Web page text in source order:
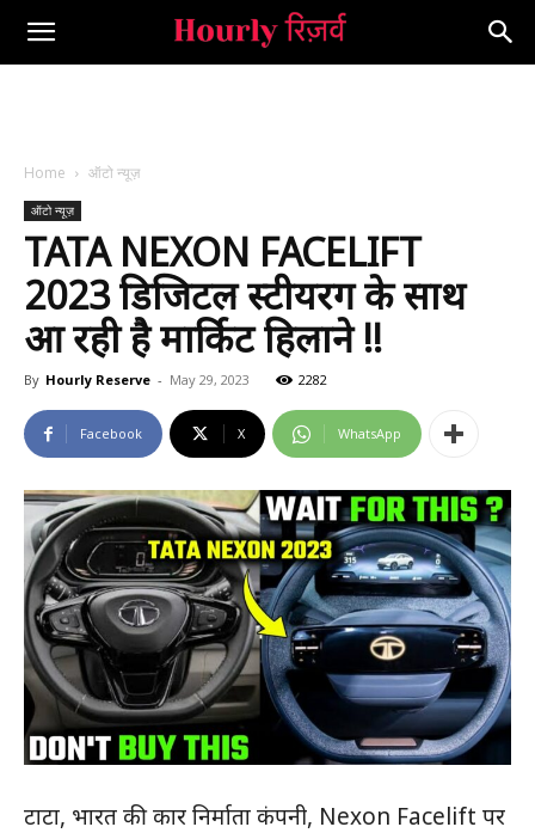
Home ऑटो न्यूज़
ऑटो न्यूज़
TATA NEXON FACELIFT
2023 डिजिटल स्टीयरिंग के साथ
आ रही है मार्किट हिलाने !!
By Hourly Reserve - May 29, 2023 2282
Facebook X WhatsApp
टाटा, भारत की कार निर्माता कंपनी, Nexon Facelift पर